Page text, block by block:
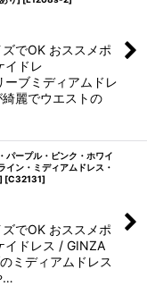
でOK おススメポ
イドレ
ーブミディアムドレ
麗でウエストの
ープル・ピンク・ホワイ
イン・ミディアムドレス・
[C32131]
でOK おススメポ
イドレス / GINZA
ミディアムドレス
…